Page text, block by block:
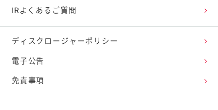
ビジネスモデル
有価証券報告書
統合報告書
株主優待情報
株主総会
IRよくあるご質問
ディスクロージャーポリシー
電子公告
免責事項